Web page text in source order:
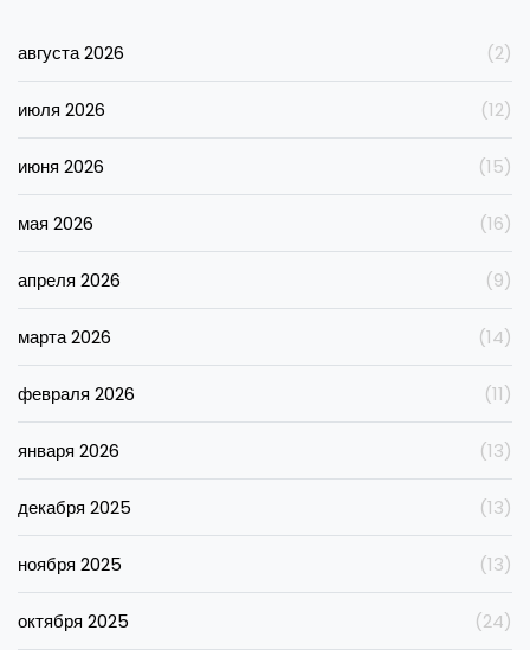
августа 2026 (2)
июля 2026 (12)
июня 2026 (15)
мая 2026 (16)
апреля 2026 (9)
марта 2026 (14)
февраля 2026 (11)
января 2026 (13)
декабря 2025 (13)
ноября 2025 (13)
октября 2025 (24)